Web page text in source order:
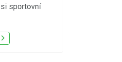
sportovní